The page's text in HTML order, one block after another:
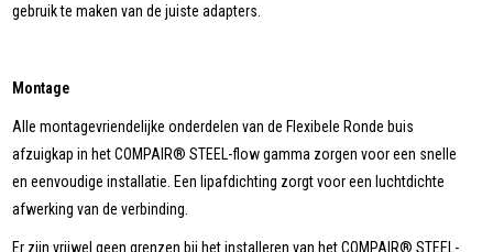
gebruik te maken van de juiste adapters.
Montage
Alle montagevriendelijke onderdelen van de Flexibele Ronde buis
afzuigkap in het COMPAIR® STEEL-flow gamma zorgen voor een snelle
en eenvoudige installatie. Een lipafdichting zorgt voor een luchtdichte
afwerking van de verbinding.
Er zijn vrijwel geen grenzen bij het installeren van het COMPAIR® STEEL-